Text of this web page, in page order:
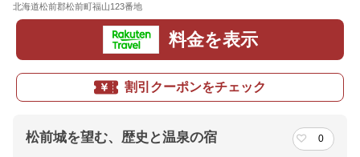
北海道松前郡松前町福山123番地
料金を表示
割引クーポンをチェック
松前城を望む、歴史と温泉の宿 0